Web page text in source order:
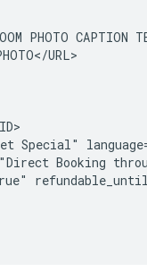
PHOTO CAPTION
URL>
Special"
Booking